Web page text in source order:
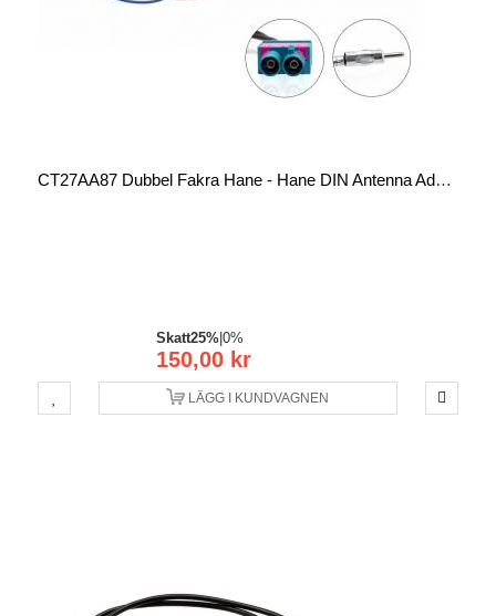
CT27AA87 Dubbel Fakra Hane - Hane DIN Antenna Adapter
150,00 kr
Skatt25%| 0%
LÄGG I KUNDVAGNEN